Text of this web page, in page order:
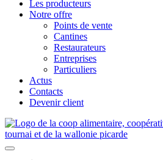
Les producteurs
Notre offre
Points de vente
Cantines
Restaurateurs
Entreprises
Particuliers
Actus
Contacts
Devenir client